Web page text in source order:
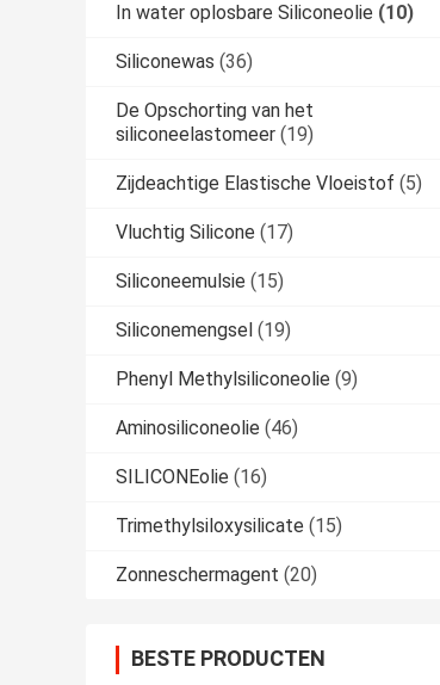
In water oplosbare Siliconeolie (10)
Siliconewas (36)
De Opschorting van het
siliconeelastomeer (19)
Zijdeachtige Elastische Vloeistof (5)
Vluchtig Silicone (17)
Siliconeemulsie (15)
Siliconemengsel (19)
Phenyl Methylsiliconeolie (9)
Aminosiliconeolie (46)
SILICONEolie (16)
Trimethylsiloxysilicate (15)
Zonneschermagent (20)
BESTE PRODUCTEN